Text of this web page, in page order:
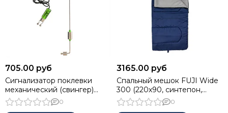
705.00 руб
Сигнализатор поклевки
механический (свингер)
зеленый (HS-JY-SW-2-G) HS
0
3165.00 руб
Спальный мешок FUJI Wide
300 (220х90, синтепон,
синий) (T-HS-SB-FW-300)
Helios
0